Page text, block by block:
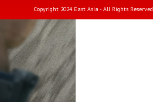
Copyright 2024 East Asia - All Rights Reserved